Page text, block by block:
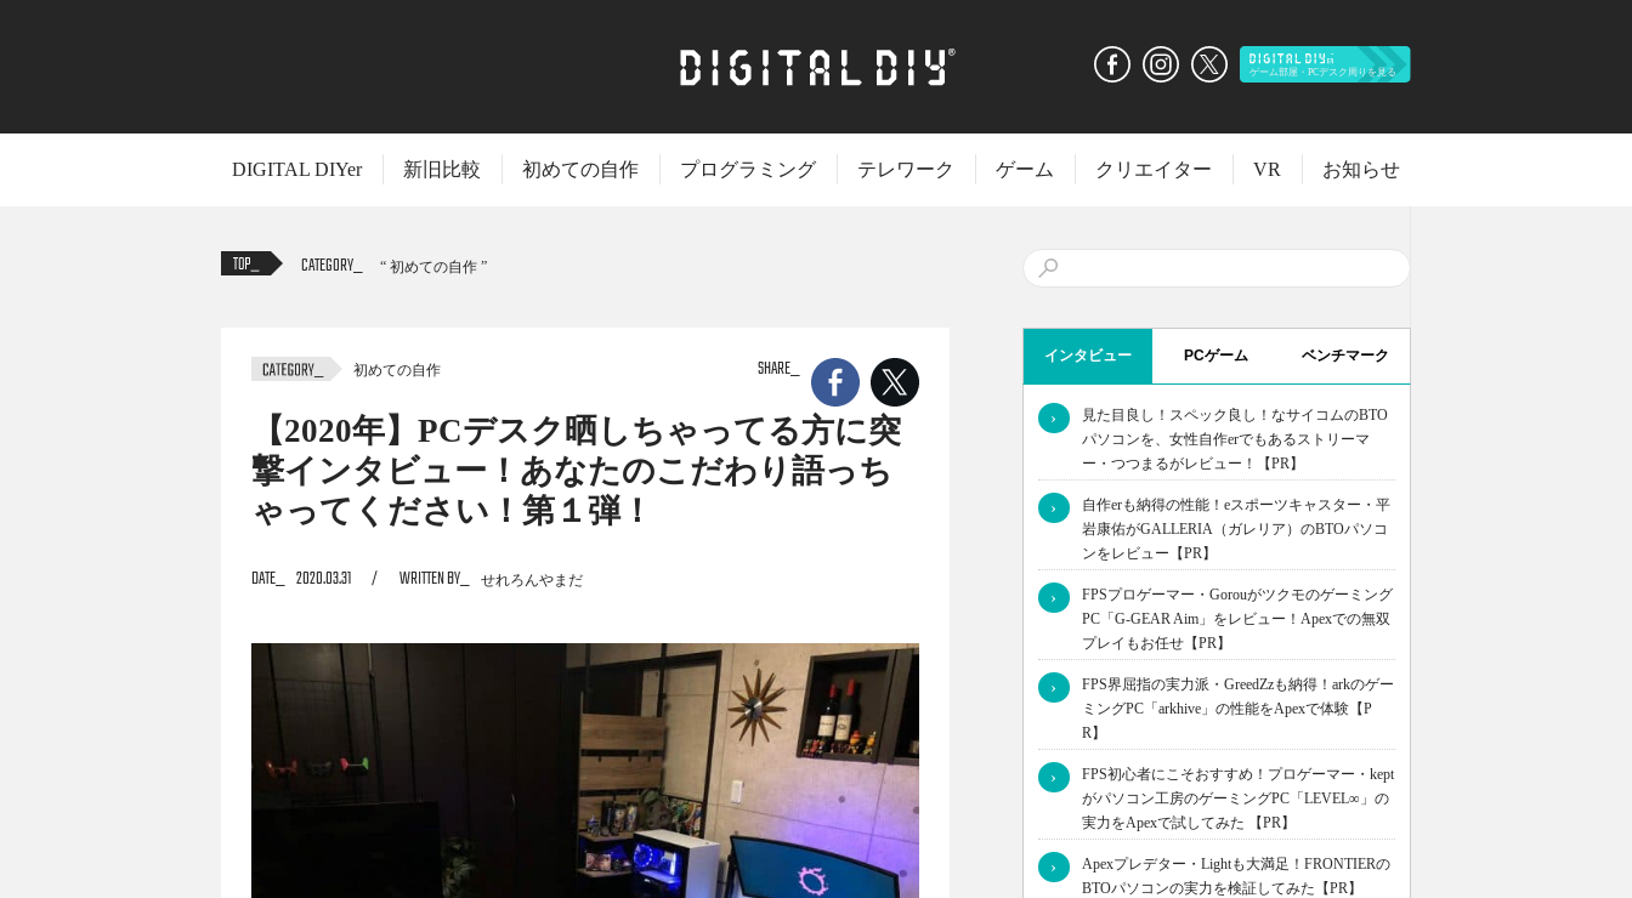
DIGITAL DIYer 新旧比較 初めての自作 プログラミング テレワーク ゲーム クリエイター VR お知らせ
CATEGORY 初めての自作
TITLE
SNS上でこだわりのPCとその周辺環境をアップされている方に、せれろんやまだが、その「こだわり」に
ゃってください！』。
SHARE
初めての自作
【2020年】PCデスク晒しちゃってる方に突
撃インタビュー！あなたのこだわり語っち
ゃってください！第１弾！
DATE 2020.03.31 WRITTEN BY せれろんやまだ
インタビュー PCゲーム ベンチマーク
›
見た目良し！スペック良し！なサイコムのBTO
パソコンを、女性自作erでもあるストリーマ
ー・つつまるがレビュー！【PR】
›
自作erも納得の性能！eスポーツキャスター・平
岩康佑がGALLERIA（ガレリア）のBTOパソコ
ンをレビュー【PR】
›
FPSプロゲーマー・Gorouがツクモのゲーミング
PC「G-GEAR Aim」をレビュー！Apexでの無双
プレイもお任せ【PR】
›
FPS界屈指の実力派・GreedZzも納得！arkのゲー
ミングPC「arkhive」の性能をApexで体験【P
R】
›
FPS初心者にこそおすすめ！プロゲーマー・kept
がパソコン工房のゲーミングPC「LEVEL∞」の
実力をApexで試してみた 【PR】
›
Apexプレデター・Lightも大満足！FRONTIERの
BTOパソコンの実力を検証してみた【PR】